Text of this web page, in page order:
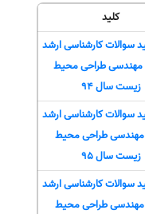
کلید
سوالات کارشناسی ارشد
طراحی محیط
زیست سال 94
سوالات کارشناسی ارشد
طراحی محیط
زیست سال 95
سوالات کارشناسی ارشد
طراحی محیط